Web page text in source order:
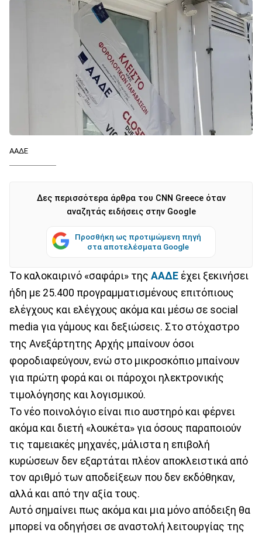
ΑΑΔΕ
Δες περισσότερα άρθρα του CNN Greece όταν
αναζητάς ειδήσεις στην Google
Προσθήκη ως προτιμώμενη πηγή
στα αποτελέσματα Google
Το καλοκαιρινό «σαφάρι» της ΑΑΔΕ έχει ξεκινήσει
ήδη με 25.400 προγραμματισμένους επιτόπιους
ελέγχους και ελέγχους ακόμα και μέσω σε social
media για γάμους και δεξιώσεις. Στο στόχαστρο
της Ανεξάρτητης Αρχής μπαίνουν όσοι
φοροδιαφεύγουν, ενώ στο μικροσκόπιο μπαίνουν
για πρώτη φορά και οι πάροχοι ηλεκτρονικής
τιμολόγησης και λογισμικού.
Το νέο ποινολόγιο είναι πιο αυστηρό και φέρνει
ακόμα και διετή «λουκέτα» για όσους παραποιούν
τις ταμειακές μηχανές, μάλιστα η επιβολή
κυρώσεων δεν εξαρτάται πλέον αποκλειστικά από
τον αριθμό των αποδείξεων που δεν εκδόθηκαν,
αλλά και από την αξία τους.
Αυτό σημαίνει πως ακόμα και μια μόνο απόδειξη θα
μπορεί να οδηγήσει σε αναστολή λειτουργίας της